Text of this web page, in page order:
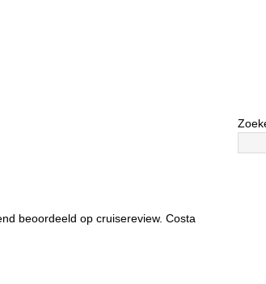
beoordeeld op cruisereview. Costa